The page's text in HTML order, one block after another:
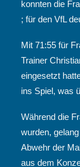
konnten die
; für den VfL
Mit 71:55 für
Trainer
eingesetzt
ins Spiel, was
Während die
wurden,
Abwehr der
aus dem